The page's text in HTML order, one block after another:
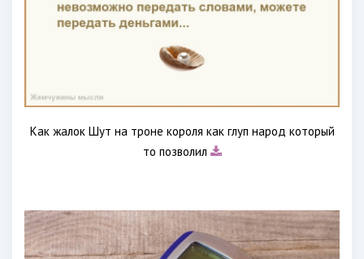
Как жалок Шут на троне короля как глуп народ который
то позволил